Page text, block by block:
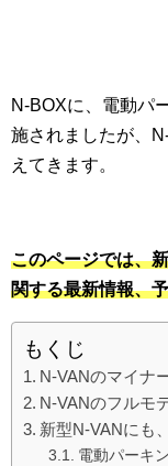
N-BOXに、電動パ
施されましたが、
えてきます。
このページでは、
関する最新情報、
もくじ
N-VANのマイナ
N-VANのフルモ
新型N-VANにも
電動パーキ